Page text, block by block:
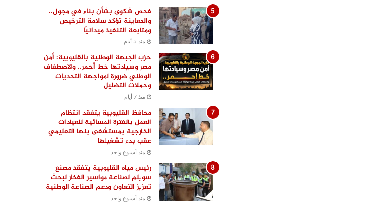
فحص شكوى بشأن بناء في مجول..
والمعاينة تؤكد سلامة الترخيص
ومتابعة التنفيذ ميدانيًا
منذ 5 أيام
حزب الجبهة الوطنية بالقليوبية: أمن
مصر وسيادتها خط أحمر.. والاصطفاف
الوطني ضرورة لمواجهة التحديات
وحملات التضليل
منذ 7 أيام
محافظ القليوبية يتفقد انتظام
العمل بالفترة المسائية للعيادات
الخارجية بمستشفى بنها التعليمي
عقب بدء تشغيلها
منذ أسبوع واحد
رئيس مياه القليوبية يتفقد مصنع
سويلم لصناعة مواسير الفخار لبحث
تعزيز التعاون ودعم الصناعة الوطنية
منذ أسبوع واحد